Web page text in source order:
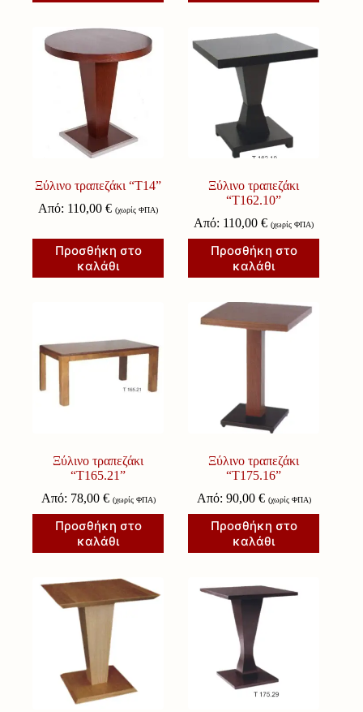
Ξύλινο τραπεζάκι “Τ14”
Από: 110,00€ (χωρίς ΦΠΑ)
Προσθήκη στο
καλάθι
Ξύλινο τραπεζάκι
“Τ162.10”
Από: 110,00€ (χωρίς ΦΠΑ)
Προσθήκη στο
καλάθι
Ξύλινο τραπεζάκι
“Τ165.21”
Από: 78,00 € (χωρίς ΦΠΑ)
Προσθήκη στο
καλάθι
Ξύλινο τραπεζάκι
“Τ175.16”
Από: 90,00 € (χωρίς ΦΠΑ)
Προσθήκη στο
καλάθι